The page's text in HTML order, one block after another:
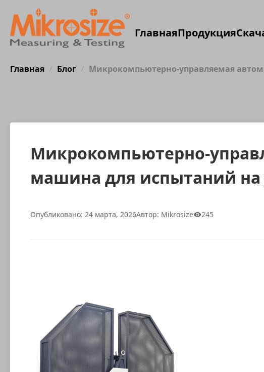
ГлавнаяПродукция
Главная / Блог / Микрокомпьютерно-управляемая
Микрокомпьютерно-
машина для испытаний на
Опубликовано: 24 марта, 2026Автор: Mikrosize 245